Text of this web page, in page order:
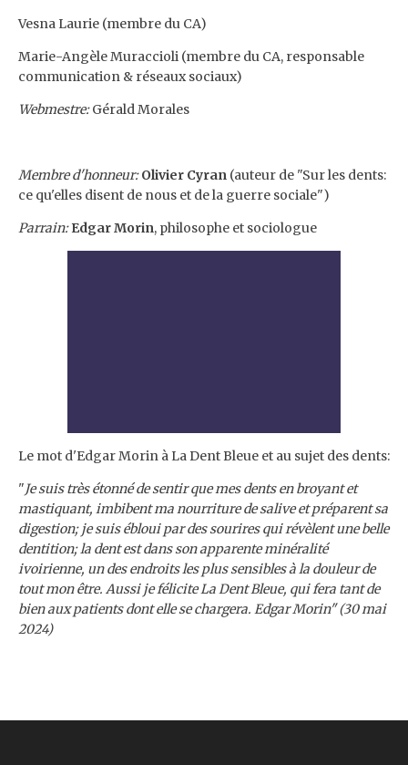
Vesna Laurie (membre du CA)
Marie-Angèle Muraccioli (membre du CA, responsable
communication & réseaux sociaux)
Webmestre:Gérald Morales
Membre d'honneur: Olivier Cyran (auteur de "Sur les dents:
ce qu'elles disent de nous et de la guerre sociale")
Parrain: Edgar Morin, philosophe et sociologue
Le mot d'Edgar Morin à La Dent Bleue et au sujet des dents:
"Je suis très étonné de sentir que mes dents en broyant et
mastiquant, imbibent ma nourriture de salive et préparent sa
digestion; je suis ébloui par des sourires qui révèlent une belle
dentition; la dent est dans son apparente minéralité
ivoirienne, un des endroits les plus sensibles à la douleur de
tout mon être. Aussi je félicite La Dent Bleue, qui fera tant de
bien aux patients dont elle se chargera. Edgar Morin" (30 mai
2024)